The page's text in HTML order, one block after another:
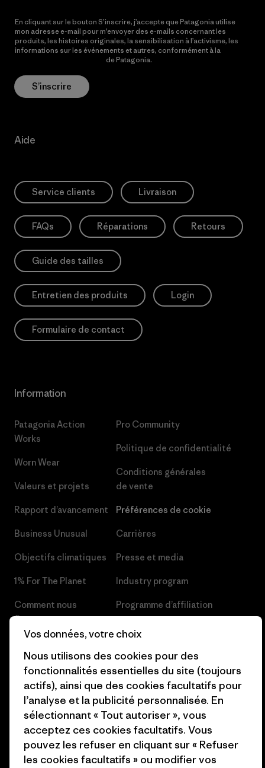
En cliquant sur le bouton S’inscrire, j’accepte que Patagonia utilise
mon adresse e-mail pour m’envoyer des e-mails concernant les
produits, les histoires originales, la sensibilisation à l’activisme, les
informations sur les événements et autres, conformément à la
de Patagonia.
S’inscrire
Aide
Service clients Livraison
FAQs Réparations Retours
Guide des tailles
Entretien des produits Login
Formulaire de contact
Information
Patagonia Action
Works
Worn Wear
Valeurs et projets
Rapport d’avancement
Business Unusual
Objectifs climatiques
1% For The Planet
Comment nous
finançons
Nos magasins
Pro Community
Politique de confidentialité
Conditions générales
de vente
Préférences de cookie
Carrières
Presse et media
Industry program
Programme d’affiliation
Patagonia Luxembourg Plan du
© 2026 Patagonia, Inc. All Rights Reserved.
Vos données, votre choix
Nous utilisons des cookies pour des
fonctionnalités essentielles du site (toujours
actifs), ainsi que des cookies facultatifs pour
l’analyse et la publicité personnalisée. En
sélectionnant « Tout autoriser », vous
acceptez ces cookies facultatifs. Vous
pouvez les refuser en cliquant sur « Refuser
les cookies facultatifs » ou modifier vos